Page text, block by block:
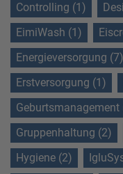
Controlling (1)
EimiWash (1)
Energieversorgung (7)
Erstversorgung (1)
Geburtsmanagement
Gruppenhaltung (2)
Hygiene (2)